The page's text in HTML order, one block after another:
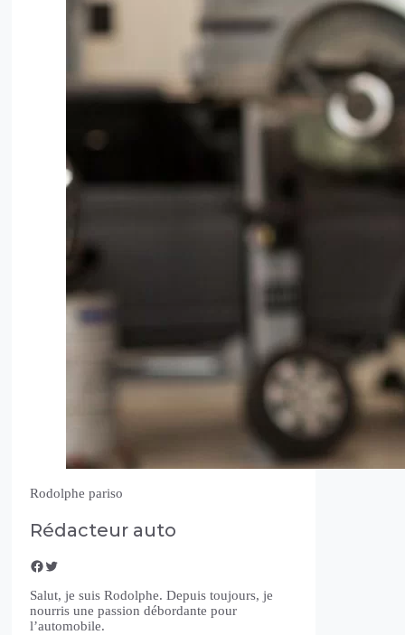
Rodolphe pariso
Rédacteur auto
Facebook
Twitter
Salut, je suis Rodolphe. Depuis toujours, je
nourris une passion débordante pour
l’automobile.